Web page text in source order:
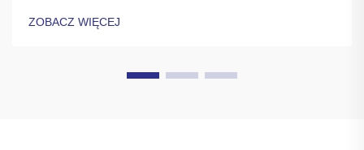
ZOBACZ WIĘCEJ